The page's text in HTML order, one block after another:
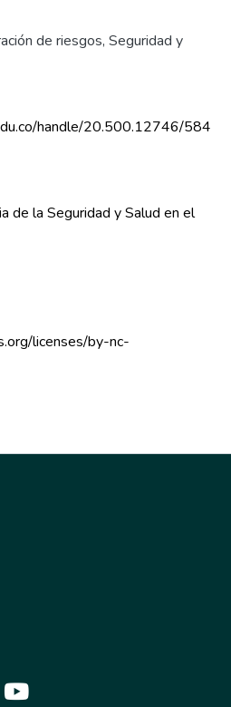
de riesgos, Seguridad y
handle/20.500.12746/584
de la Seguridad y Salud en el
licenses/by-nc-